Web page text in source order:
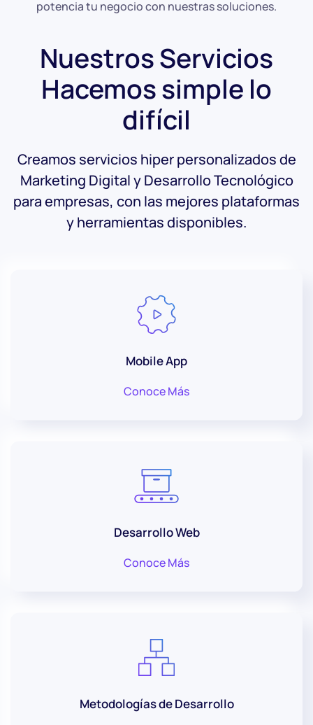
potencia tu negocio con nuestras soluciones.
Nuestros Servicios
Hacemos simple lo
difícil
Creamos servicios hiper personalizados de
Marketing Digital y Desarrollo Tecnológico
para empresas, con las mejores plataformas
y herramientas disponibles.
Mobile App
Conoce Más
Desarrollo Web
Conoce Más
Metodologías de Desarrollo